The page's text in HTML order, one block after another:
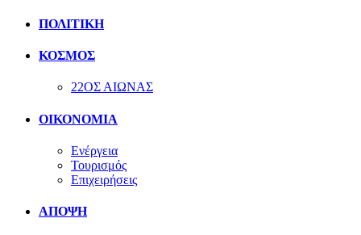
ΠΟΛΙΤΙΚΗ
ΚΟΣΜΟΣ
22ΟΣ ΑΙΩΝΑΣ
ΟΙΚΟΝΟΜΙΑ
Ενέργεια
Τουρισμός
Επιχειρήσεις
ΑΠΟΨΗ